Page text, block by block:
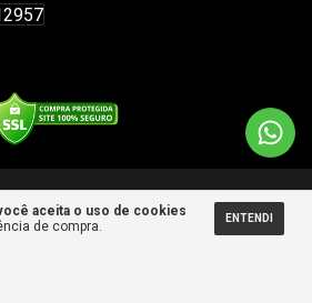
aceita o uso de cookies
de compra.
ENTENDI
- 34656927000104 - 2026. Todos os direitos
reservados.